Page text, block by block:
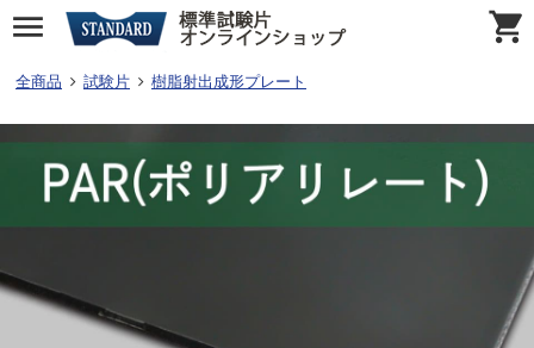
全商品 試験片 樹脂射出成形プレート